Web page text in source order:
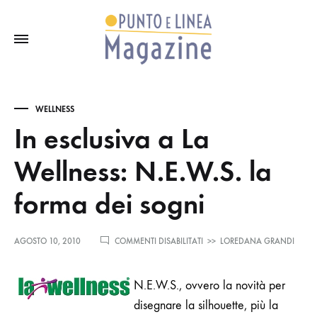
WELLNESS
In esclusiva a La
Wellness: N.E.W.S. la
forma dei sogni
AGOSTO 10, 2010 COMMENTI DISABILITATI
SU
LA
WELLNESS:
>> LOREDANA GRANDI
N.E.W.S., ovvero la novità per
disegnare la silhouette, più la